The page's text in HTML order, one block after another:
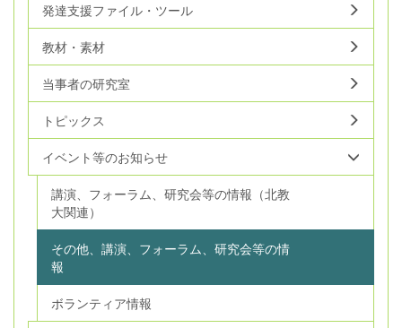
発達支援ファイル・ツール
教材・素材
当事者の研究室
トピックス
イベント等のお知らせ
講演、フォーラム、研究会等の情報（北教
大関連）
その他、講演、フォーラム、研究会等の情
報
ボランティア情報